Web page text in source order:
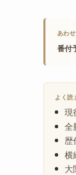
あわ
番付
よく読
現
全
歴
横
大